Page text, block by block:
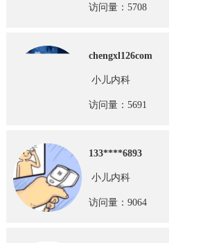
访问量：5708
chengxl126com
小儿内科
访问量：5691
133****6893
小儿内科
访问量：9064